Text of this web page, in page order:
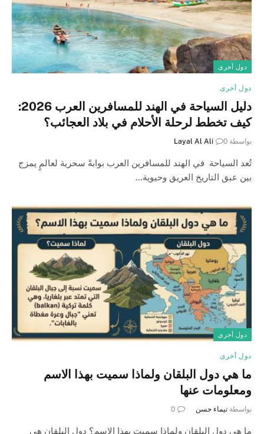
دول أخرى
دول أخرى
دليل السياحة في الهند للمسافرين العرب 2026:
كيف تخطط لرحلة الأحلام في بلاد العجائب؟
بواسطة Layal Al Ali 0
تُعد السياحة في الهند للمسافرين العرب بوابةً سحرية لعالمٍ يمزج
بين عبق التاريخ العريق وحيوية…
دول أخرى
دول أخرى
ما هي دول البلقان ولماذا سميت بهذا الاسم
ومعلومات عنها
بواسطة تيماء حسن 0
ما هي دول البلقان ولماذا سميت بهذا الاسم؟ دول البلقان هي